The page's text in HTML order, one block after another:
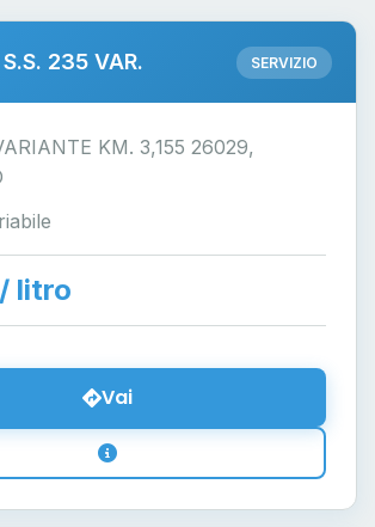
235 VAR. SERVIZIO
KM. 3,155 26029,
litro
Vai